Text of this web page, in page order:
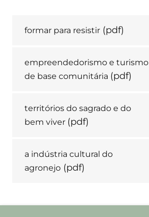
formar para resistir (pdf)
empreendedorismo e turismo
de base comunitária (pdf)
territórios do sagrado e do
bem viver (pdf)
a indústria cultural do
agronejo (pdf)